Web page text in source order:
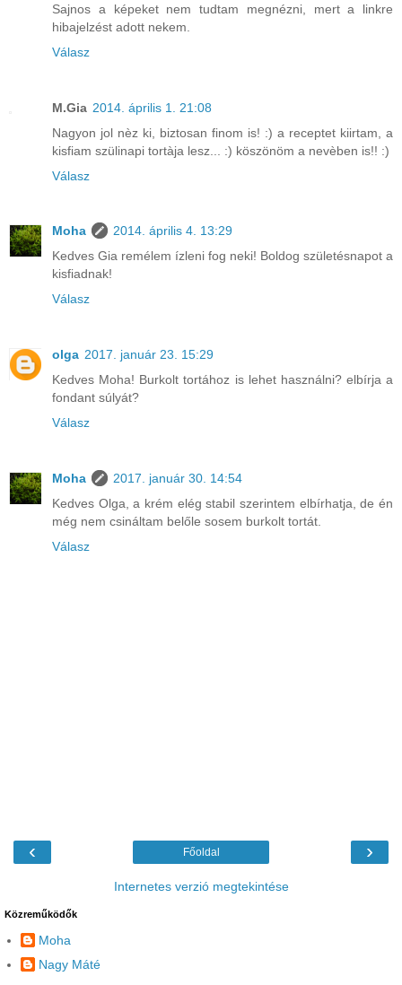
Sajnos a képeket nem tudtam megnézni, mert a linkre
hibajelzést adott nekem.
Válasz
M.Gia 2014. április 1. 21:08
Nagyon jol nèz ki, biztosan finom is! :) a receptet kiirtam, a
kisfiam szülinapi tortàja lesz... :) köszönöm a nevèben is!! :)
Válasz
Moha
2014. április 4. 13:29
Kedves Gia remélem ízleni fog neki! Boldog születésnapot a
kisfiadnak!
Válasz
olga 2017. január 23. 15:29
Kedves Moha! Burkolt tortához is lehet használni? elbírja a
fondant súlyát?
Válasz
Moha
2017. január 30. 14:54
Kedves Olga, a krém elég stabil szerintem elbírhatja, de én
még nem csináltam belőle sosem burkolt tortát.
Válasz
‹ ›
Főoldal
Internetes verzió megtekintése
Közreműködők
Moha
Nagy Máté